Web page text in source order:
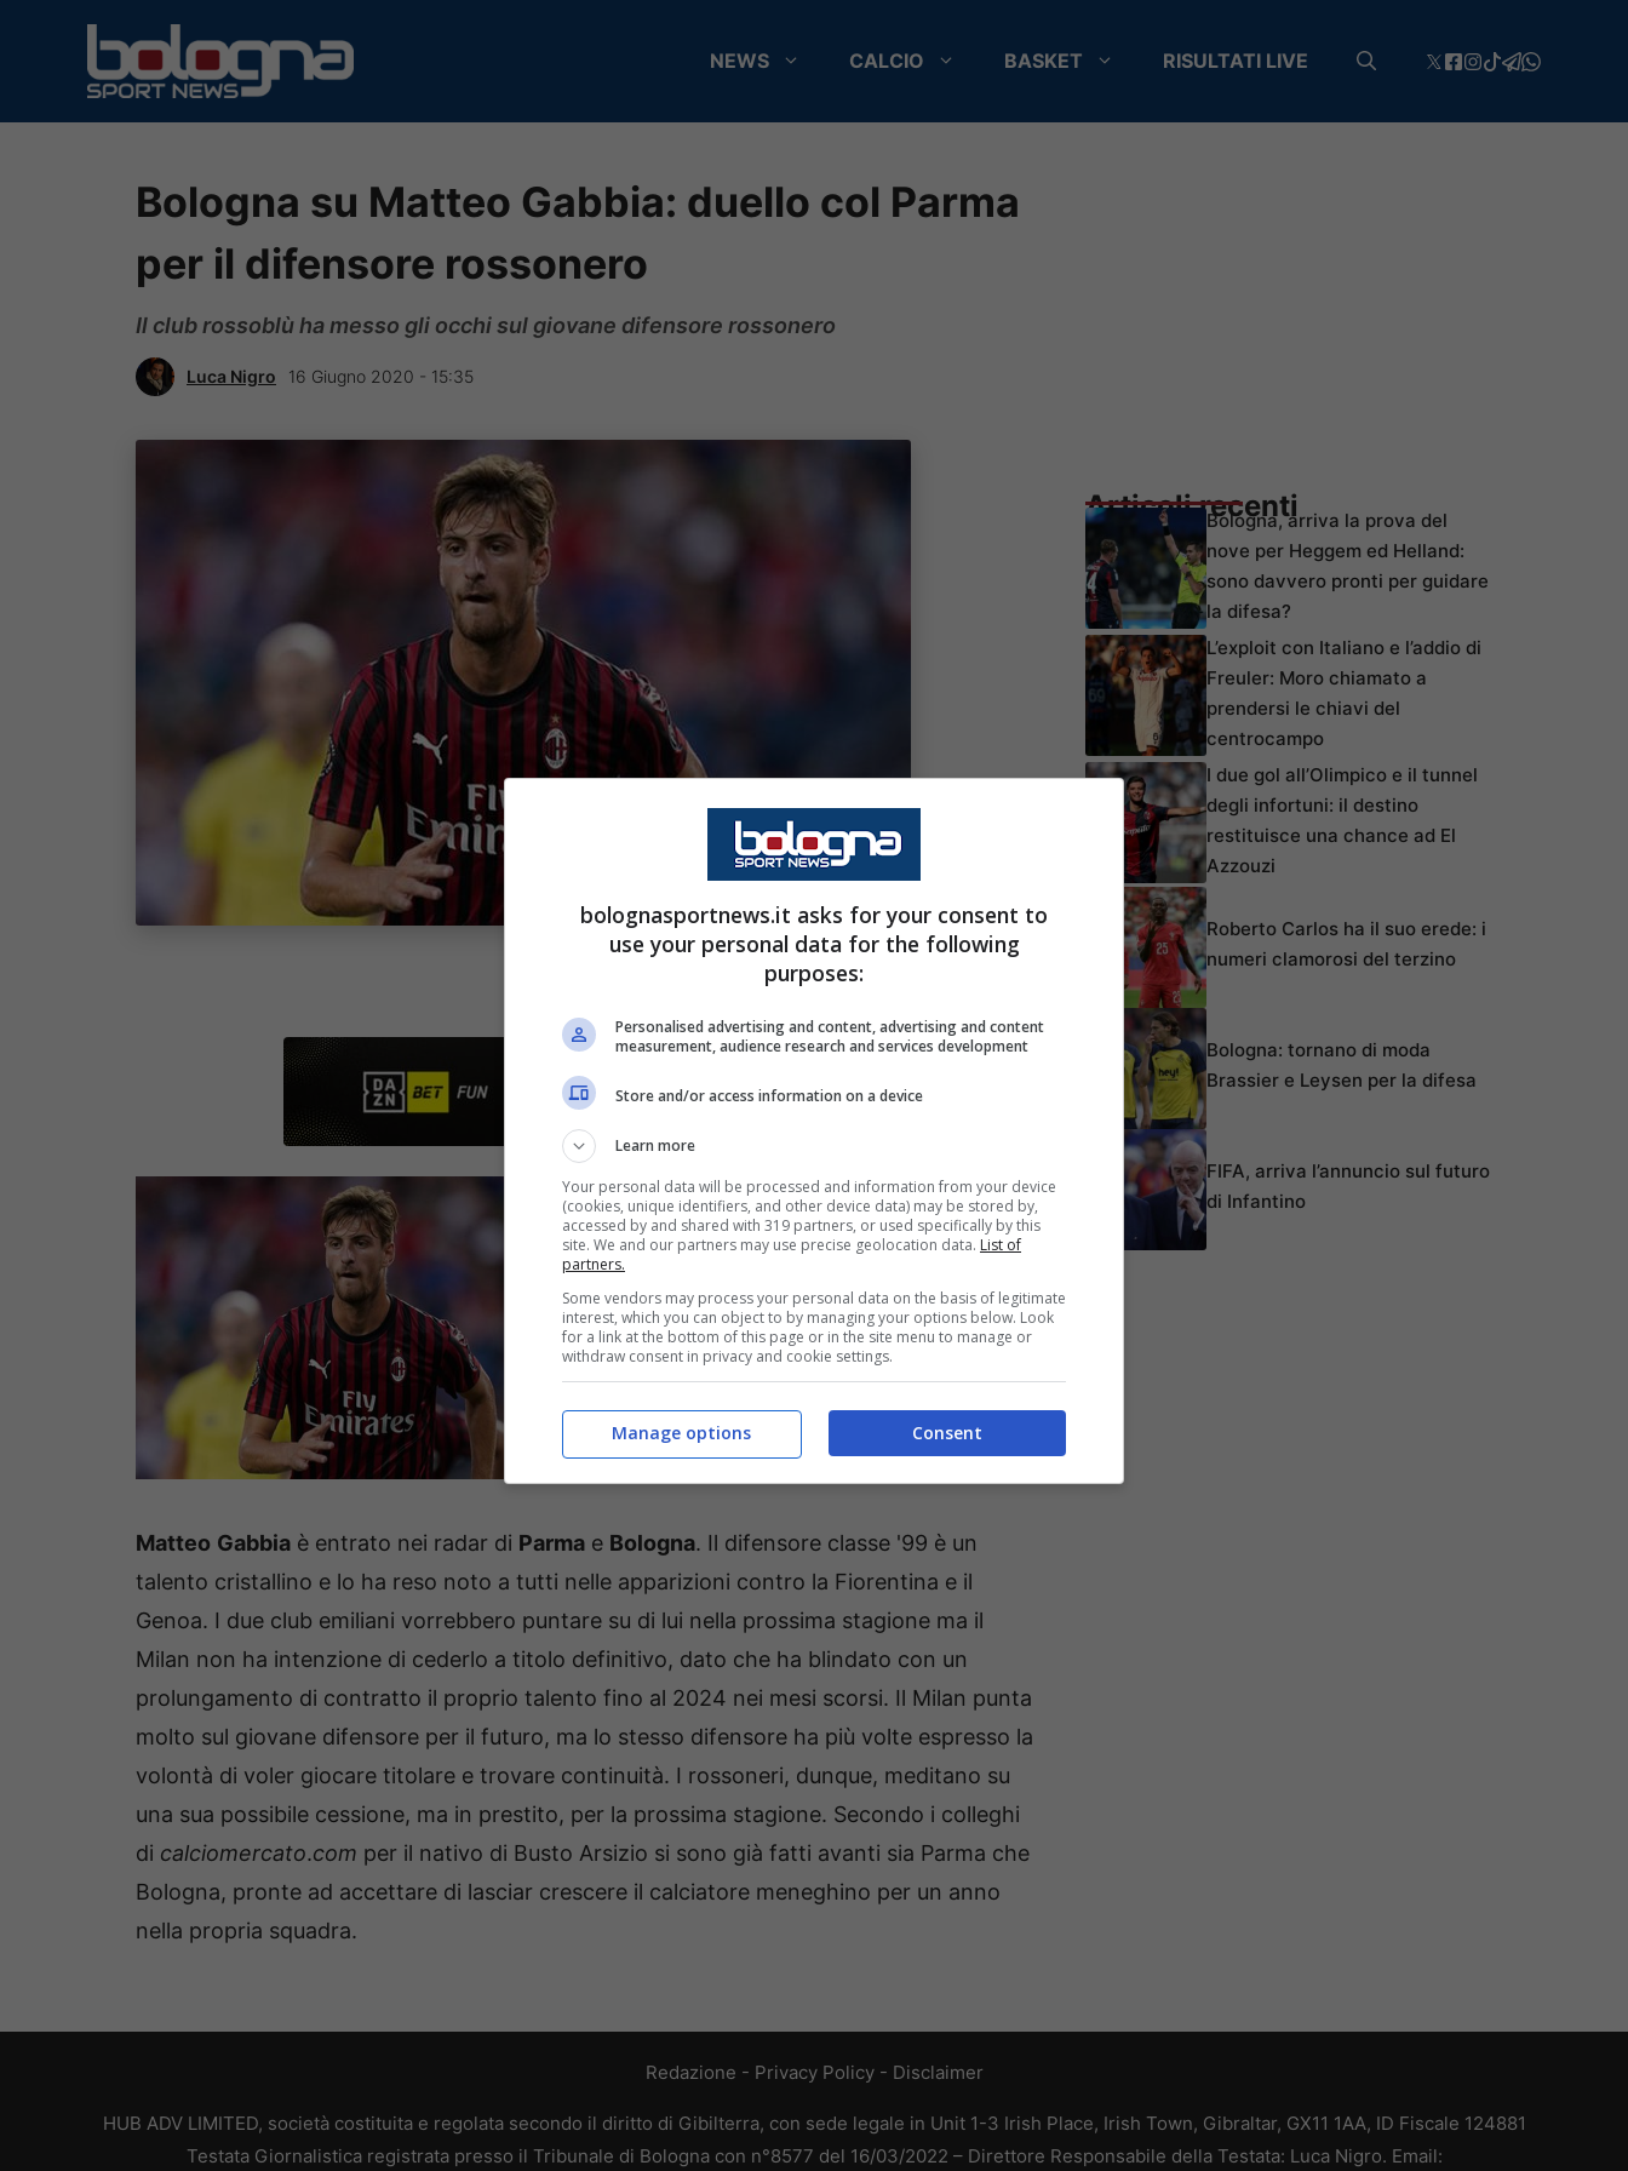
contenuto
NEWS CALCIO BASKET RISULTATI LIVE
Bologna su Matteo Gabbia: duello col Parma
per il difensore rossonero
Il club rossoblù ha messo gli occhi sul giovane difensore rossonero
Luca Nigro 16 Giugno 2020 - 15:35
Matteo Gabbia è entrato nei radar di Parma e Bologna. Il difensore classe '99 è un
talento cristallino e lo ha reso noto a tutti nelle apparizioni contro la Fiorentina e il
Genoa. I due club emiliani vorrebbero puntare su di lui nella prossima stagione ma il
Milan non ha intenzione di cederlo a titolo definitivo, dato che ha blindato con un
prolungamento di contratto il proprio talento fino al 2024 nei mesi scorsi. Il Milan punta
molto sul giovane difensore per il futuro, ma lo stesso difensore ha più volte espresso la
volontà di voler giocare titolare e trovare continuità. I rossoneri, dunque, meditano su
una sua possibile cessione, ma in prestito, per la prossima stagione. Secondo i colleghi
di calciomercato.com per il nativo di Busto Arsizio si sono già fatti avanti sia Parma che
Bologna, pronte ad accettare di lasciar crescere il calciatore meneghino per un anno
nella propria squadra.
Articoli recentiBologna, arriva la prova del
nove per Heggem ed Helland:
sono davvero pronti per guidare
la difesa?
L’exploit con Italiano e l’addio di
Freuler: Moro chiamato a
prendersi le chiavi del
centrocampo
I due gol all’Olimpico e il tunnel
degli infortuni: il destino
restituisce una chance ad El
Azzouzi
Roberto Carlos ha il suo erede: i
numeri clamorosi del terzino
Bologna: tornano di moda
Brassier e Leysen per la difesa
FIFA, arriva l’annuncio sul futuro
di Infantino
Redazione - Privacy Policy- Disclaimer
HUB ADV LIMITED, società costituita e regolata secondo il diritto di Gibilterra, con sede legale in Unit 1-3 Irish Place, Irish Town, Gibraltar, GX11 1AA, ID Fiscale 124881
Testata Giornalistica registrata presso il Tribunale di Bologna con n°8577 del 16/03/2022 – Direttore Responsabile della Testata: Luca Nigro. Email:
bolognasportnews.it asks for your consent to
use your personal data for the following
purposes:
Personalised advertising and content, advertising and content
measurement, audience research and services development
Store and/or access information on a device
Learn more
Your personal data will be processed and information from your device
(cookies, unique identifiers, and other device data) may be stored by,
accessed by and shared with 319 partners, or used specifically by this
site. We and our partners may use precise geolocation data. List of
partners.
Some vendors may process your personal data on the basis of legitimate
interest, which you can object to by managing your options below. Look
for a link at the bottom of this page or in the site menu to manage or
withdraw consent in privacy and cookie settings.
Consent
Manage options